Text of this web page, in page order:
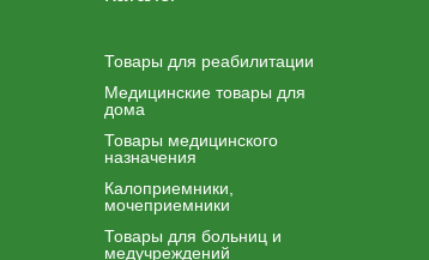
Товары для реабилитации
Медицинские товары для
дома
Товары медицинского
назначения
Калоприемники,
мочеприемники
Товары для больниц и
медучреждений